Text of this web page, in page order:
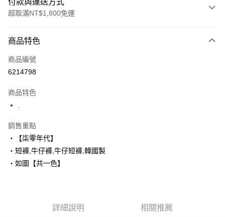
付款與運送方式
超取滿NT$1,800免運
信用卡一次付款
超商取貨付款
街口支付
悠遊付
Google Pay
AFTEE先享後付是「在收到商品之後才付款」的支付方式。 讓您購物簡單
商品特色
商品編號
6214798
商品特色
銷售重點
‧【柒零年代】
‧短褲,牛仔褲,牛仔短褲,韓國製
‧如圖【共一色】
詳細說明 相關推薦